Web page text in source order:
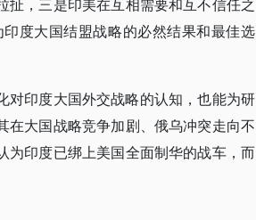
，三是印美在互相需要和互不信任之
度大国结盟战略的必然结果和最佳选
对印度大国外交战略的认知，也能为研
在大国战略竞争加剧、俄乌冲突走向不
为印度已绑上美国全面制华的战车，而